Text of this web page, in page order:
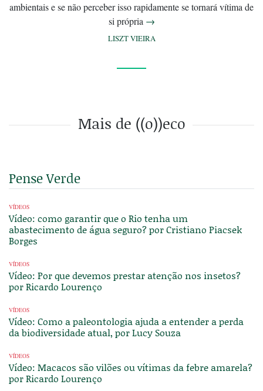
ambientais e se não perceber isso rapidamente se tornará vítima de
si própria →
LISZT VIEIRA
Mais de ((o))eco
Pense Verde
VÍDEOS
Vídeo: como garantir que o Rio tenha um
abastecimento de água seguro? por Cristiano Piacsek
Borges
VÍDEOS
Vídeo: Por que devemos prestar atenção nos insetos?
por Ricardo Lourenço
VÍDEOS
Vídeo: Como a paleontologia ajuda a entender a perda
da biodiversidade atual, por Lucy Souza
VÍDEOS
Vídeo: Macacos são vilões ou vítimas da febre amarela?
por Ricardo Lourenço